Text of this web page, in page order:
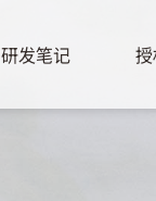
研发笔记